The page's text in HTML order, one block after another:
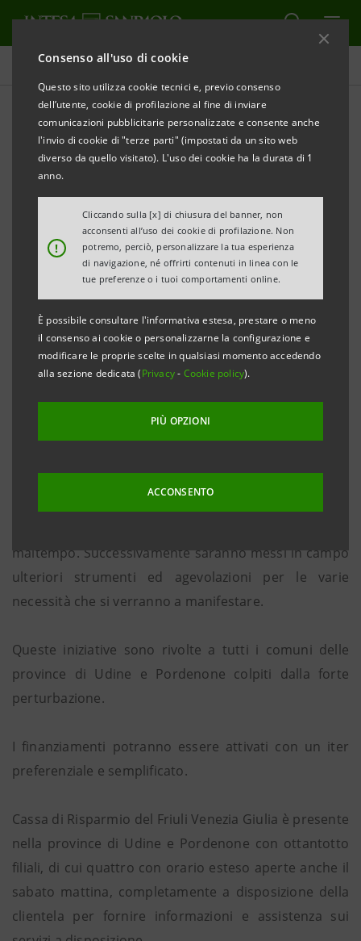
Consenso all'uso di cookie
Questo sito utilizza cookie tecnici e, previo consenso
dell’utente, cookie di profilazione al fine di inviare
comunicazioni pubblicitarie personalizzate e consente anche
l'invio di cookie di "terze parti" (impostati da un sito web
diverso da quello visitato). L'uso dei cookie ha la durata di 1
anno.
!
Cliccando sulla [x] di chiusura del banner, non
acconsenti all’uso dei cookie di profilazione. Non
potremo, perciò, personalizzare la tua esperienza
di navigazione, né offrirti contenuti in linea con le
tue preferenze o i tuoi comportamenti online.
È possibile consultare l'informativa estesa, prestare o meno
il consenso ai cookie o personalizzarne la configurazione e
modificare le proprie scelte in qualsiasi momento accedendo
alla sezione dedicata (Privacy- Cookie policy).
PIÙ OPZIONI
ACCONSENTO
Comunicati stampa
STAMPA AGGIORNA
COMUNICATO STAMPA
PER LE PROVINCE DI UDINE E PORDENONE: 5
MILIONI DI EURO PER I DANNI CAUSATI DALLA
TROMBA D’ARIA E DAL MALTEMPO DEL 9 E 10
SETTEMBRE
Per ottenere i finanziamenti verrà predisposto un
iter semplificato
Udine, 11 settembre 2013. La Cassa di Risparmio del
maltempo. Successivamente saranno messi in campo
ulteriori strumenti ed agevolazioni per le varie
necessità che si verranno a manifestare.
Queste iniziative sono rivolte a tutti i comuni delle
province di Udine e Pordenone colpiti dalla forte
perturbazione.
I finanziamenti potranno essere attivati con un iter
preferenziale e semplificato.
Cassa di Risparmio del Friuli Venezia Giulia è presente
nella province di Udine e Pordenone con ottantotto
filiali, di cui quattro con orario esteso aperte anche il
sabato mattina, completamente a disposizione della
clientela per fornire informazioni e assistenza sui